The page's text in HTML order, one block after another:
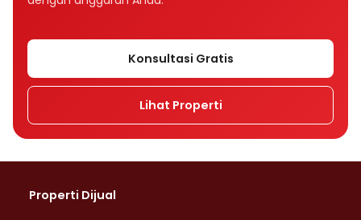
Konsultasi Gratis
Lihat Properti
Properti Dijual